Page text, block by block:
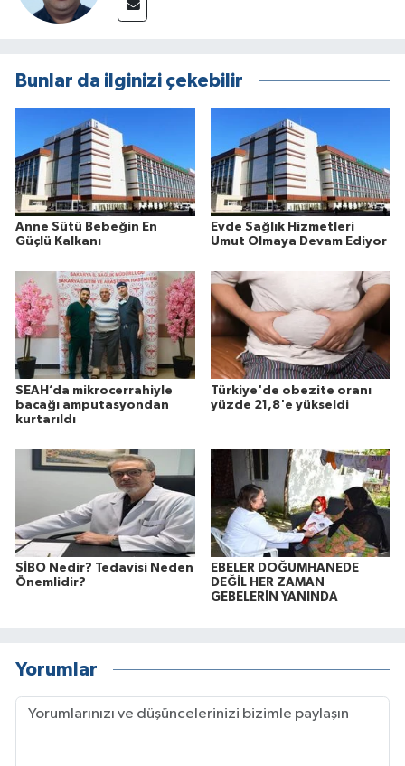
Bunlar da ilginizi çekebilir
Anne Sütü Bebeğin En
Güçlü Kalkanı
Evde Sağlık Hizmetleri
Umut Olmaya Devam Ediyor
SEAH’da mikrocerrahiyle
bacağı amputasyondan
kurtarıldı
Türkiye'de obezite oranı
yüzde 21,8'e yükseldi
SİBO Nedir? Tedavisi Neden
Önemlidir?
EBELER DOĞUMHANEDE
DEĞİL HER ZAMAN
GEBELERİN YANINDA
Yorumlar